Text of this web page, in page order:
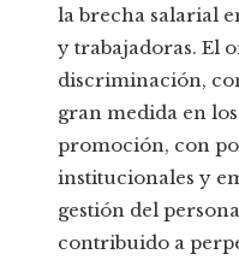
la brecha salarial
y trabajadoras. El
discriminación,
gran medida en
promoción, con
institucionales y
gestión del
contribuido a